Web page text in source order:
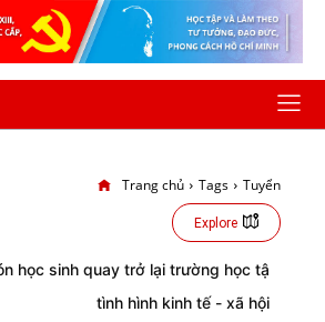
Trang chủ Tags Tuyển
Explore
học sinh quay trở lại trường học tậ
tình hình kinh tế - xã hội